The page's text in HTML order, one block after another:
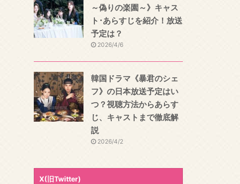
～偽りの楽園～》キャス
ト･あらすじを紹介！放送
予定は？
2026/4/6
韓国ドラマ《暴君のシェ
フ》の日本放送予定はい
つ？視聴方法からあらす
じ、キャストまで徹底解
説
2026/4/2
X(旧Twitter)